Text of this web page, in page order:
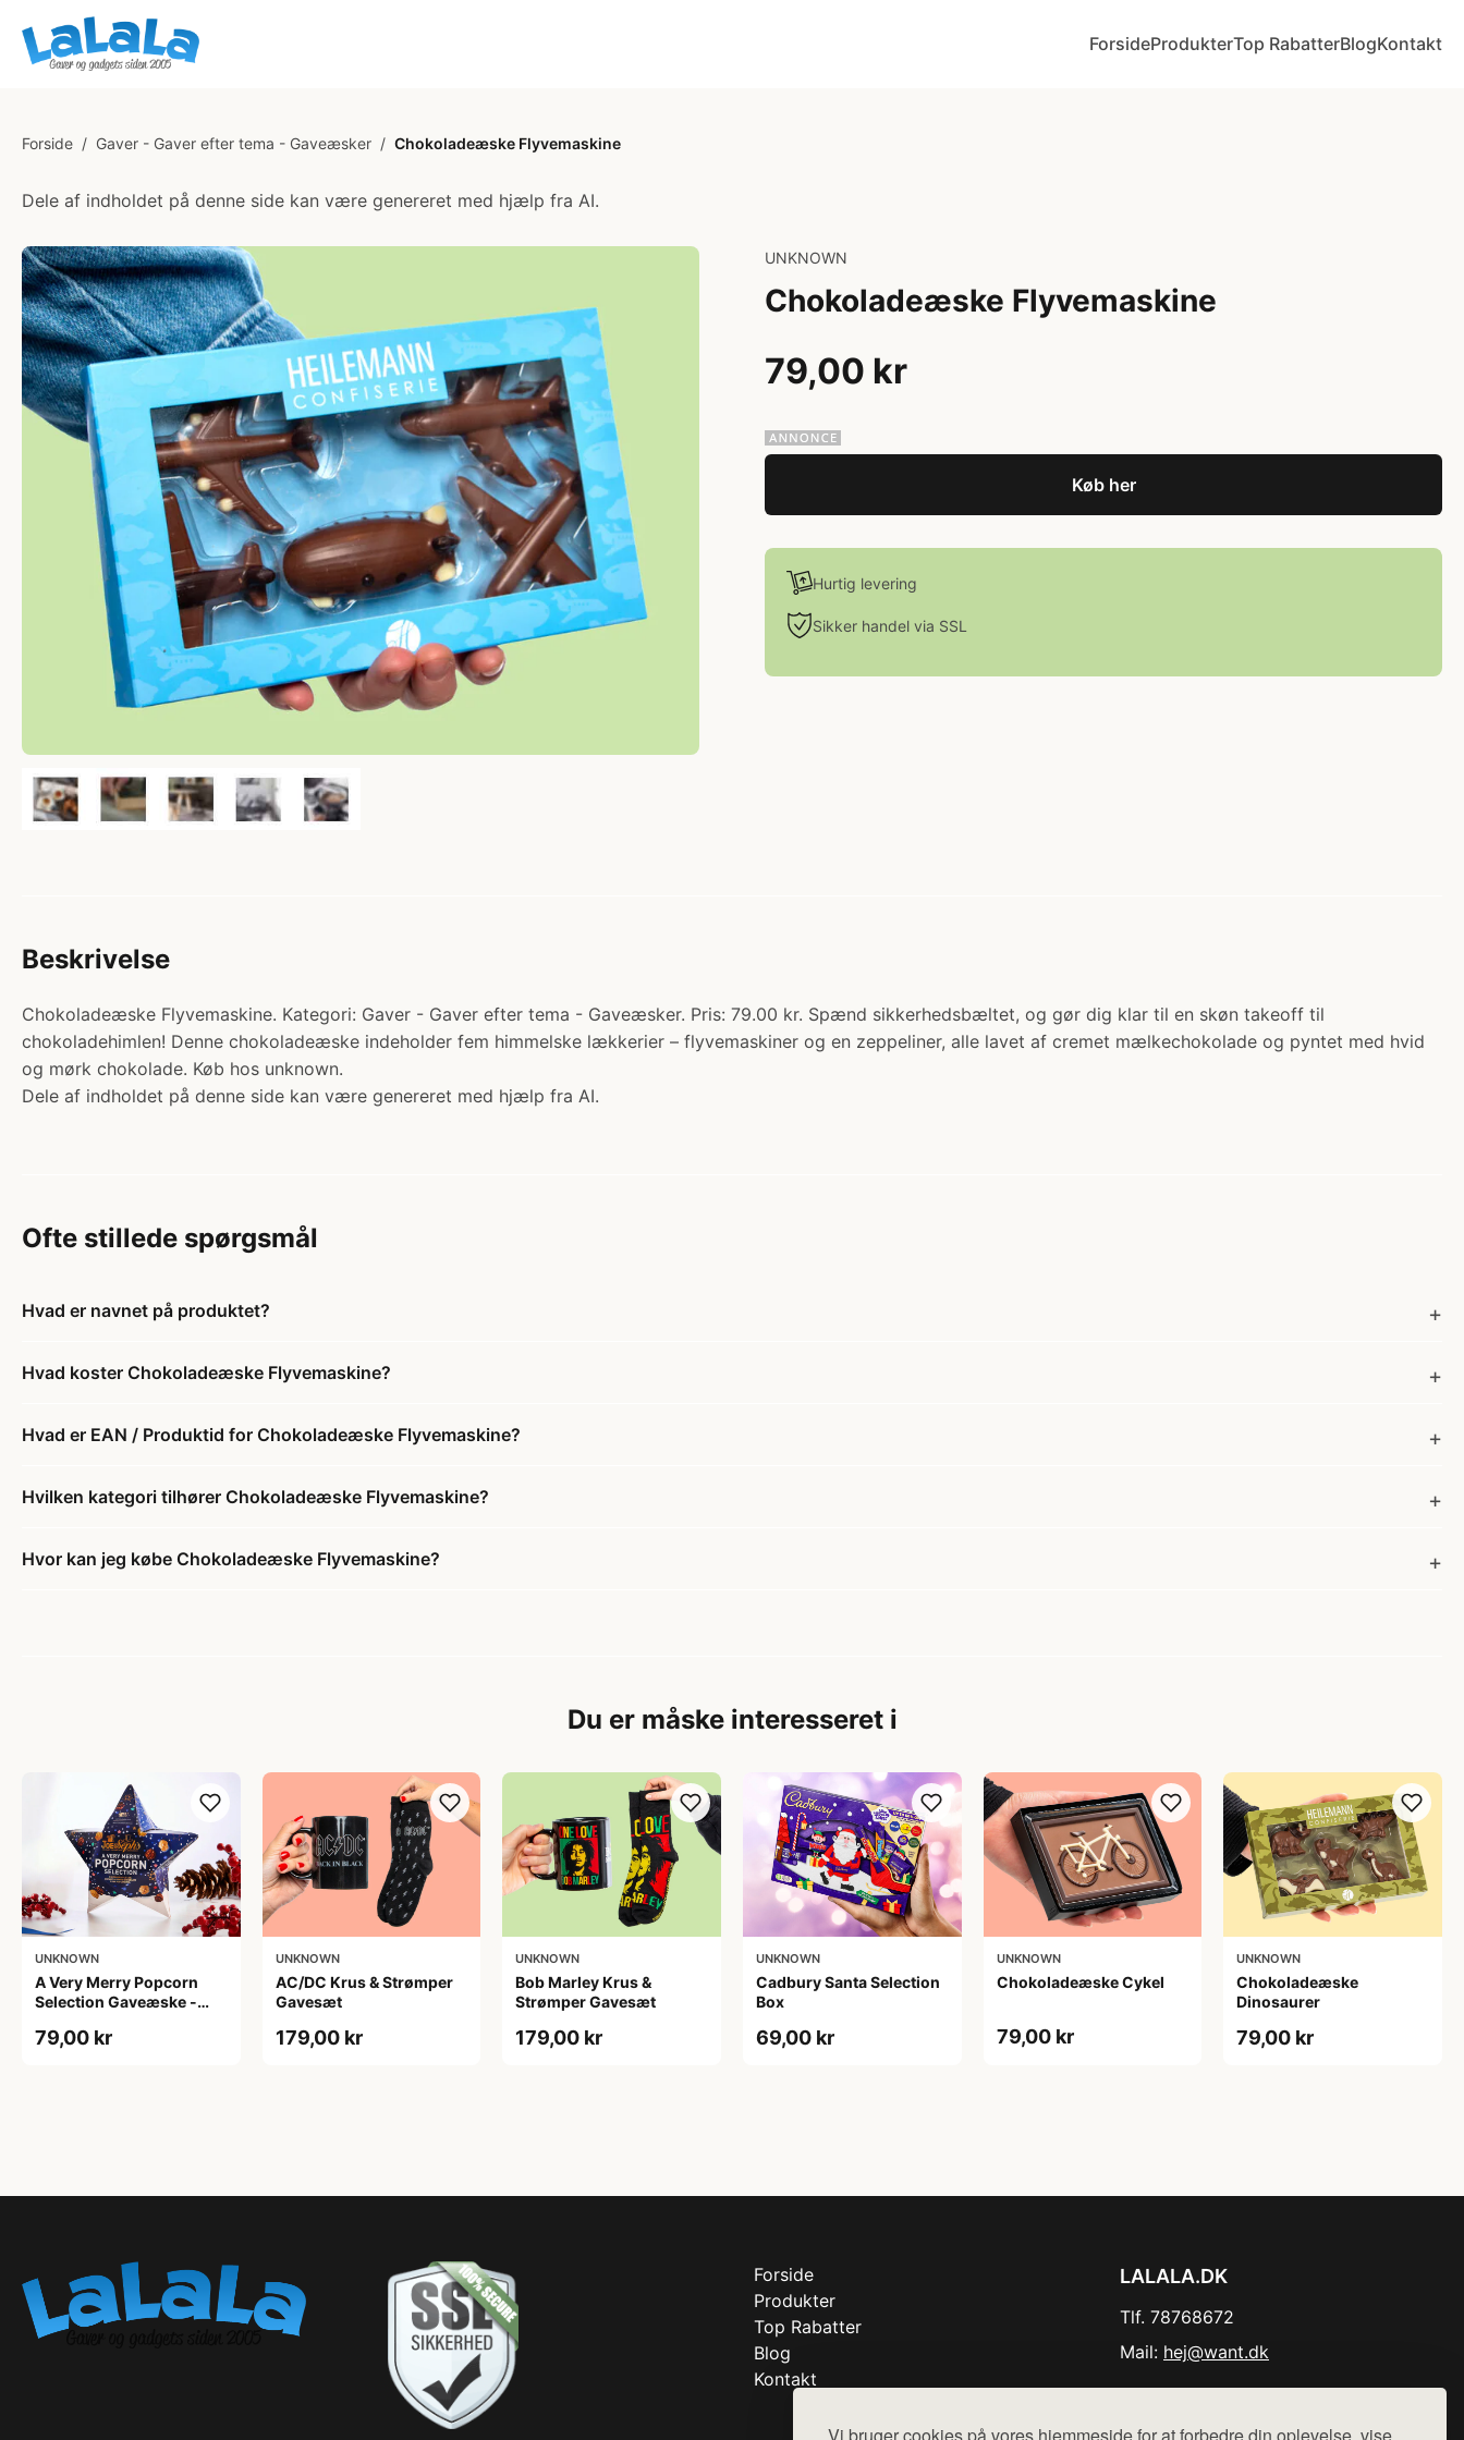
ForsideProdukterTop RabatterBlogKontakt
Forside / Gaver - Gaver efter tema - Gaveæsker / Chokoladeæske Flyvemaskine
Dele af indholdet på denne side kan være genereret med hjælp fra AI.
UNKNOWN
Chokoladeæske Flyvemaskine
79,00 kr
Køb her
Hurtig levering
Sikker handel via SSL
Beskrivelse
Chokoladeæske Flyvemaskine. Kategori: Gaver - Gaver efter tema - Gaveæsker. Pris: 79.00 kr. Spænd sikkerhedsbæltet, og gør dig klar til en skøn takeoff til
chokoladehimlen! Denne chokoladeæske indeholder fem himmelske lækkerier – flyvemaskiner og en zeppeliner, alle lavet af cremet mælkechokolade og pyntet med hvid
og mørk chokolade. Køb hos unknown.
Dele af indholdet på denne side kan være genereret med hjælp fra AI.
Ofte stillede spørgsmål
Hvad er navnet på produktet?
Hvad koster Chokoladeæske Flyvemaskine?
Hvad er EAN / Produktid for Chokoladeæske Flyvemaskine?
Hvilken kategori tilhører Chokoladeæske Flyvemaskine?
Hvor kan jeg købe Chokoladeæske Flyvemaskine?
Du er måske interesseret i
UNKNOWN
A Very Merry Popcorn
Selection Gaveæske -
79,00 kr
UNKNOWN
AC/DC Krus & Strømper
Gavesæt
179,00 kr
UNKNOWN
Bob Marley Krus &
Strømper Gavesæt
179,00 kr
UNKNOWN
Cadbury Santa Selection
Box
69,00 kr
UNKNOWN
Chokoladeæske Cykel
79,00 kr
UNKNOWN
Chokoladeæske
Dinosaurer
79,00 kr
Forside
Produkter
Top Rabatter
Blog
Kontakt
LALALA.DK
Tlf. 78768672
Mail: hej@want.dk